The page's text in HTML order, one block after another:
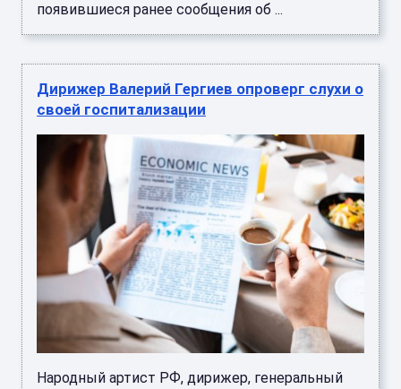
появившиеся ранее сообщения об ...
Дирижер Валерий Гергиев опроверг слухи о
своей госпитализации
Народный артист РФ, дирижер, генеральный